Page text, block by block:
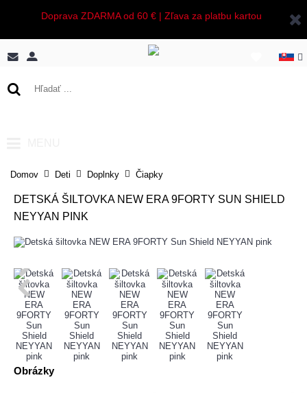
Doprava ZDARMA od 60 € | Zľava za platbu kartou
Domov Deti Doplnky Čiapky
DETSKÁ ŠILTOVKA NEW ERA 9FORTY SUN SHIELD
NEYYAN PINK
Obrázky